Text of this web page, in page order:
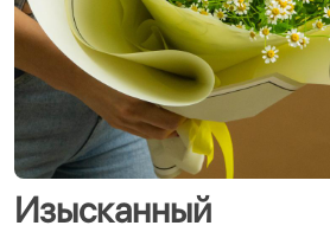
Изысканный